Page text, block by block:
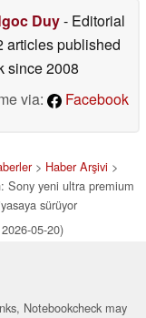
Duy- Editorial
articles published
since 2008
via:
Facebook
> Haber Arşivi >
Sony yeni ultra premium
sürüyor
05-20)
Notebookcheck may